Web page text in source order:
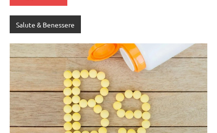
Salute & Benessere